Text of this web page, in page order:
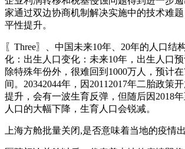
家通过双边协商机制解决实施中的技术难
平性提升。
〖Three〗、中国未来10年、20年的人口结
化：出生人口变化：未来10年，出生人口预
除特殊年份外，很难回到1000万人，预计在
间。20342044年，因20112017年二胎政策
提升，会有一波生育反弹，但随后因2018
人口的大幅下降，生育人口会锐减。
上海方舱批量关闭,是否意味着当地的疫情